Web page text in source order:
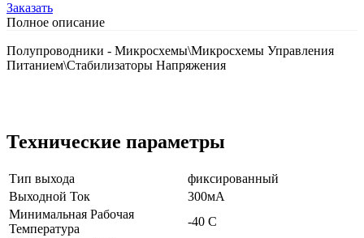
Заказать
Полное описание
Полупроводники - Микросхемы\Микросхемы Управления
Питанием\Стабилизаторы Напряжения
Технические параметры
Тип выхода
фиксированный
Выходной Ток
300мА
Минимальная Рабочая
Температура
-40 C